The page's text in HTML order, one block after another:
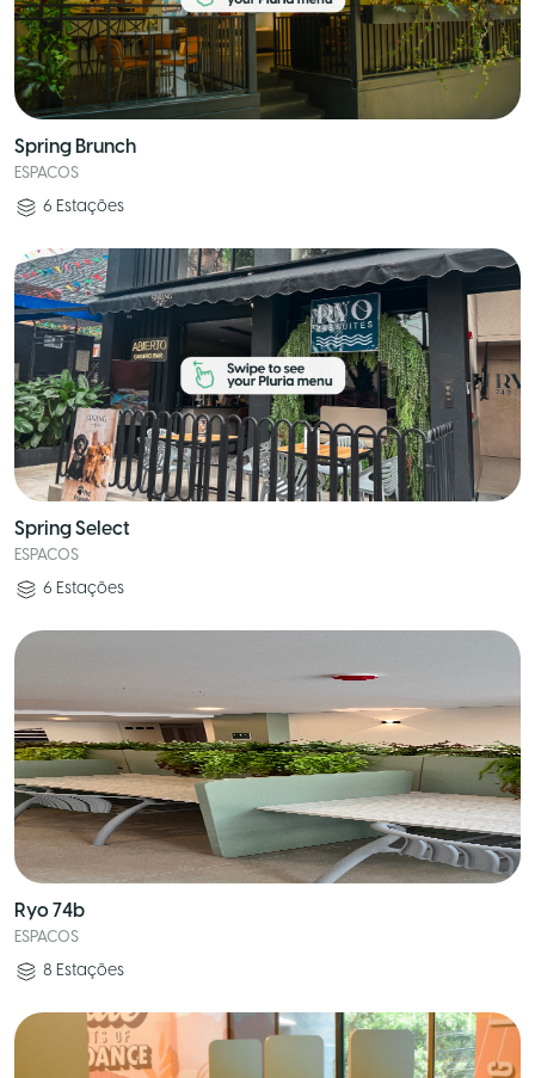
Spring Brunch
ESPACOS
6 Estações
Spring Select
ESPACOS
6 Estações
Ryo 74b
ESPACOS
8 Estações